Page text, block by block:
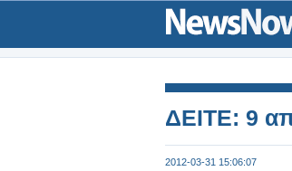
ΔΕΙΤΕ: 9
2012-03-31 15:06:07